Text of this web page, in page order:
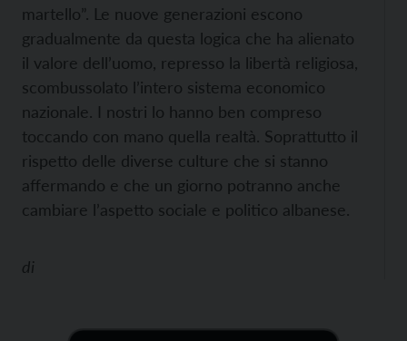
martello”. Le nuove generazioni escono
gradualmente da questa logica che ha alienato
il valore dell’uomo, represso la libertà religiosa,
scombussolato l’intero sistema economico
nazionale. I nostri lo hanno ben compreso
toccando con mano quella realtà. Soprattutto il
rispetto delle diverse culture che si stanno
affermando e che un giorno potranno anche
cambiare l’aspetto sociale e politico albanese.
di